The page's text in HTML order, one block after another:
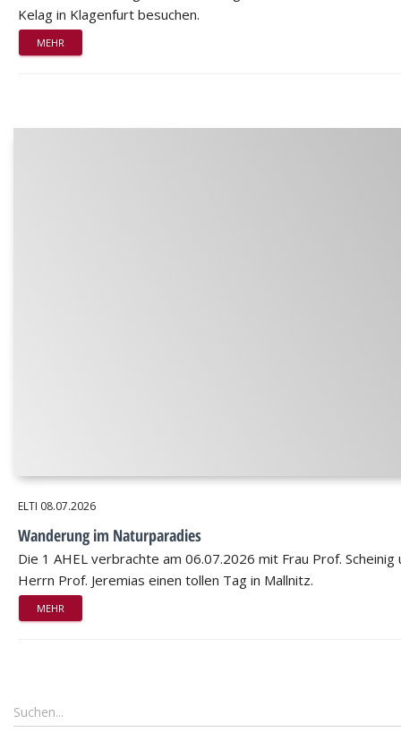
Kelag in Klagenfurt besuchen.
MEHR
ELTI 08.07.2026
Wanderung im Naturparadies
Die 1 AHEL verbrachte am 06.07.2026 mit Frau Prof. Scheinig
Herrn Prof. Jeremias einen tollen Tag in Mallnitz.
MEHR